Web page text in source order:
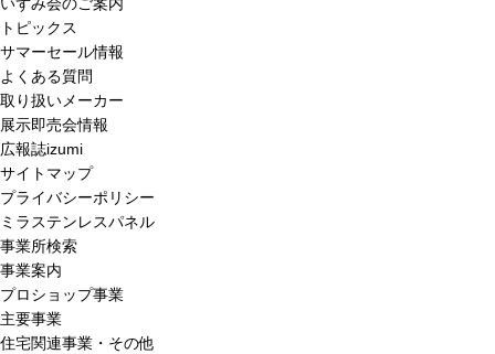
トピックス
サマーセール情報
よくある質問
取り扱いメーカー
展示即売会情報
広報誌izumi
サイトマップ
プライバシーポリシー
ミラステンレスパネル
事業所検索
事業案内
プロショップ事業
主要事業
住宅関連事業・その他